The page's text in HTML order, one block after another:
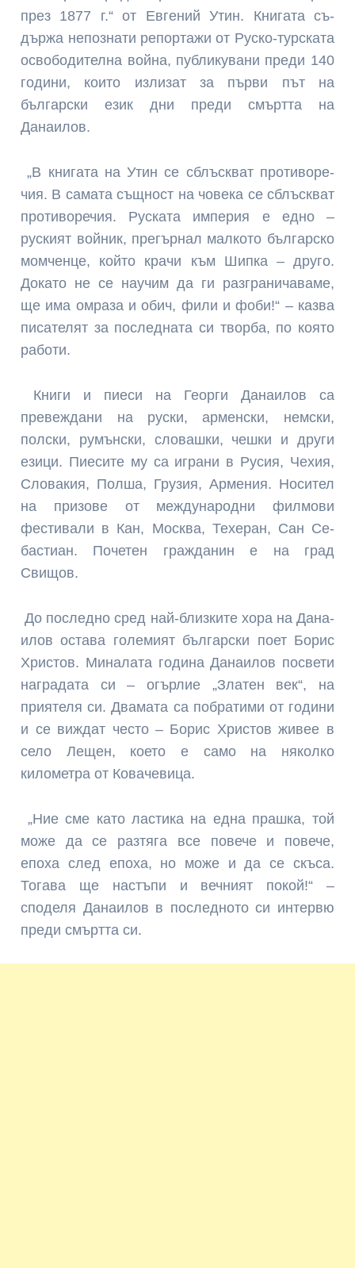
през 1877 г.“ от Евгений Утин. Книгата съ­
държа непознати репортажи от Руско-турската
освобо­дителна война, публикува­ни преди 140
години, които излизат за първи път на
български език дни пре­ди смъртта на
Данаилов.
„В книгата на Утин се сблъскват противоре­
чия. В сама­та същност на човека се сблъскват
противоре­чия. Руската империя е едно –
руски­ят войник, прегърнал малкото бъл­гарско
мом­ченце, който крачи към Шипка – друго.
Докато не се научим да ги разграничаваме,
ще има ом­раза и обич, фили и фоби!“ – казва
писателят за послед­ната си творба, по която
ра­боти.
Книги и пиеси на Георги Данаилов са
превеждани на руски, арменски, немски,
полски, румънски, словаш­ки, чешки и други
езици. Пи­есите му са играни в Русия, Чехия,
Словакия, Полша, Грузия, Армения. Носител
на призове от международни филмови
фестивали в Кан, Москва, Техеран, Сан Се­
бастиан. Почетен гражданин е на град
Свищов.
До последно сред най-близките хора на Дана­
илов остава големият бъл­гарски поет Борис
Христов. Миналата година Данаилов посвети
наградата си – огър­лие „Златен век“, на
прияте­ля си. Двамата са побрати­ми от години
и се виждат често – Борис Христов живее в
село Лещен, което е само на няколко
километра от Ко­вачевица.
„Ние сме като ластика на една прашка, той
може да се разтяга все повече и по­вече,
епоха след епоха, но може и да се скъса.
Тогава ще настъпи и вечният по­кой!“ –
споделя Данаилов в последното си интервю
пре­ди смъртта си.